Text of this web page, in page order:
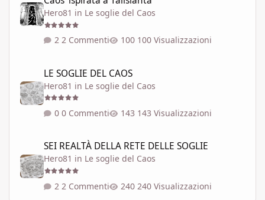
Hero81 in Le soglie del Caos
2 Commenti 100 Visualizzazioni
LE SOGLIE DEL CAOS
Hero81 in Le soglie del Caos
0 Commenti 143 Visualizzazioni
SEI REALTÀ DELLA RETE DELLE SOGLIE
Hero81 in Le soglie del Caos
2 Commenti 240 Visualizzazioni